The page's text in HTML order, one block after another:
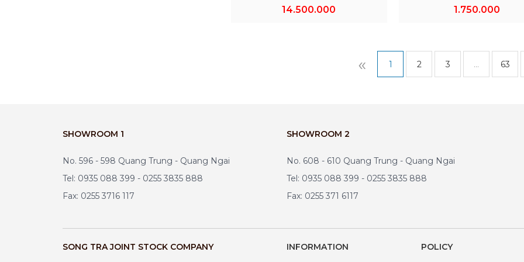
14.500.000 1.750.000
« 1 2 3 ... 63
SHOWROOM 1
No. 596 - 598 Quang Trung - Quang Ngai
Tel: 0935 088 399 - 0255 3835 888
Fax: 0255 3716 117
SHOWROOM 2
No. 608 - 610 Quang Trung - Quang Ngai
Tel: 0935 088 399 - 0255 3835 888
Fax: 0255 371 6117
SONG TRA JOINT STOCK COMPANY INFORMATION POLICY